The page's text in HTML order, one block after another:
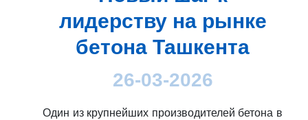
лидерству на рынке
бетона Ташкента
26-03-2026
Один из крупнейших производителей бетона в